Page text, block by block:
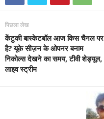
पिछला लेख
केंटुकी बास्केटबॉल आज किस चैनल पर
है? यूके सीज़न के ओपनर बनाम
निकोल्स देखने का समय, टीवी शेड्यूल,
लाइव स्ट्रीम